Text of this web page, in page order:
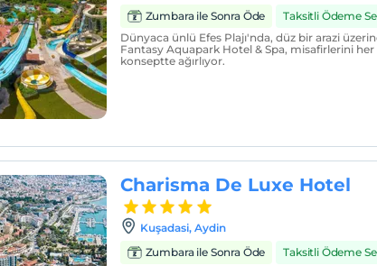
Zumbara ile Sonra Öde
Taksitli Ödeme
Dünyaca ünlü Efes Plajı'nda, düz bir arazi
Fantasy Aquapark Hotel & Spa, misafirlerini her
konseptte ağırlıyor.
Charisma De Luxe Hotel
Kuşadasi, Aydin
Zumbara ile Sonra Öde
Taksitli Ödeme